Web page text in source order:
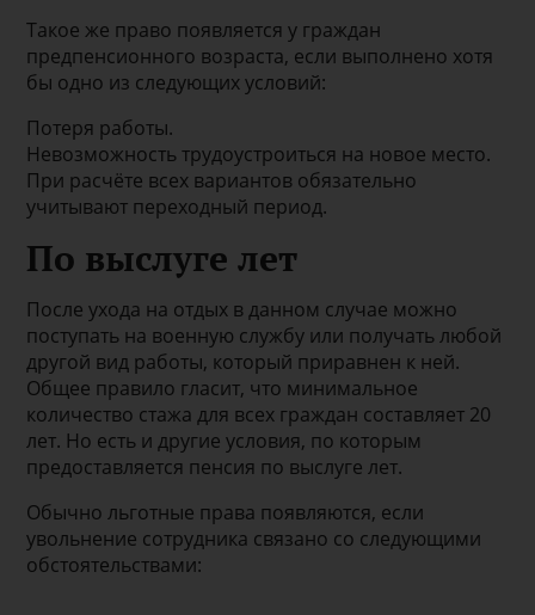
Такое же право появляется у граждан
предпенсионного возраста, если выполнено хотя
бы одно из следующих условий:
Потеря работы.
Невозможность трудоустроиться на новое место.
При расчёте всех вариантов обязательно
учитывают переходный период.
По выслуге лет
После ухода на отдых в данном случае можно
поступать на военную службу или получать любой
другой вид работы, который приравнен к ней.
Общее правило гласит, что минимальное
количество стажа для всех граждан составляет 20
лет. Но есть и другие условия, по которым
предоставляется пенсия по выслуге лет.
Обычно льготные права появляются, если
увольнение сотрудника связано со следующими
обстоятельствами: